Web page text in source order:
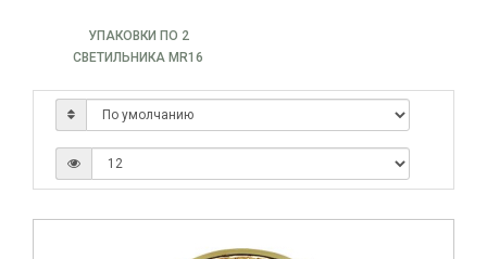
УПАКОВКИ ПО 2
СВЕТИЛЬНИКА MR16